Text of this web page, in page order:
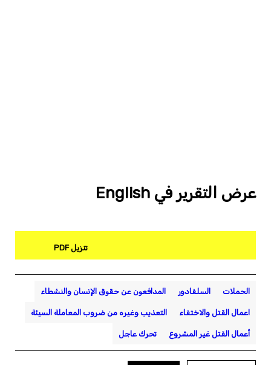
عرض التقرير في English
تنزيل PDF
الحملات السلفادور المدافعون عن حقوق الإنسان والنشطاء
اعمال القتل والاختفاء التعذيب وغيره من ضروب المعاملة السيئة
أعمال القتل غير المشروع تحرك عاجل